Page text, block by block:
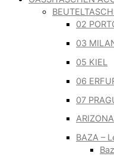
02
03
05 KIEL
06
07
ARIZONA
BAZA –